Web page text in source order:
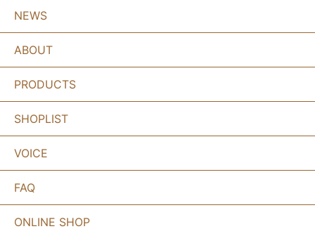
NEWS
ABOUT
PRODUCTS
SHOPLIST
VOICE
FAQ
ONLINE SHOP